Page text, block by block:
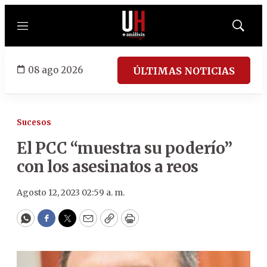
Menú
Mostrar
08 ago 2026 ÚLTIMAS NOTICIAS
Sucesos
El PCC “muestra su poderío”
con los asesinatos a reos
Agosto 12, 2023 02:59 a. m.
WhatsApp
Facebook
Twitter
EmailCopyPrint